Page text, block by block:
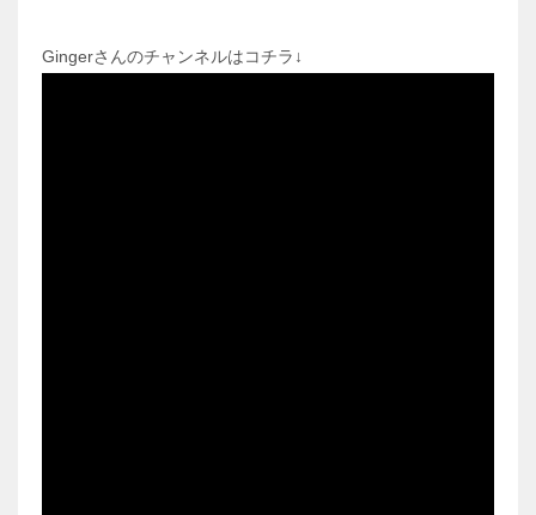
Gingerさんのチャンネルはコチラ↓